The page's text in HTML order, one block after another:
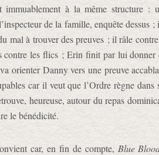
immuablement à la même structure :
de la famille, enquête dessus
mal à trouver des preuves ; il râle
contre les flics ; Erin finit par lui donner
orienter Danny vers une preuve
car il veut que l’Ordre règne
heureuse, autour du repas
le bénédicité.
car, en fin de compte, Blue